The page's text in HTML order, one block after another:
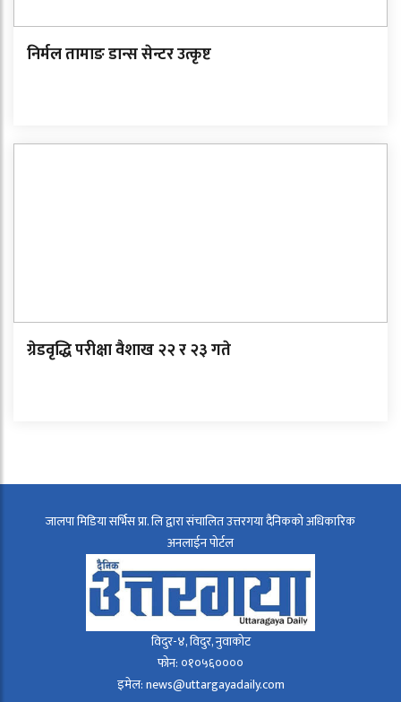
निर्मल तामाङ डान्स सेन्टर उत्कृष्ट
ग्रेडवृद्धि परीक्षा वैशाख २२ र २३ गते
जालपा मिडिया सर्भिस प्रा. लि द्वारा संचालित उत्तरगया दैनिकको अधिकारिक
अनलाईन पोर्टल
विदुर-४, विदुर, नुवाकोट
फोन: ०१०५६००००
इमेल: news@uttargayadaily.com